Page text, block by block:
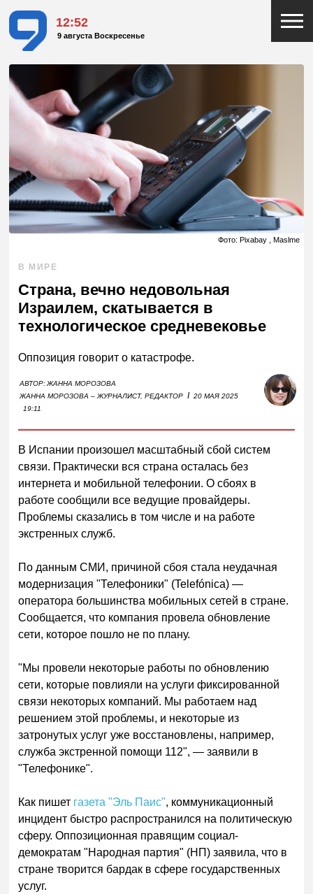
12:52
9 августа Воскресенье
Фото: Pixabay , Maslme
В МИРЕ
Страна, вечно недовольная
Израилем, скатывается в
технологическое средневековье
Оппозиция говорит о катастрофе.
АВТОР:ЖАННА МОРОЗОВА
ЖАННА МОРОЗОВА – ЖУРНАЛИСТ, РЕДАКТОР I 20 МАЯ 2025
19:11
В Испании произошел масштабный сбой систем
связи. Практически вся страна осталась без
интернета и мобильной телефонии. О сбоях в
работе сообщили все ведущие провайдеры.
Проблемы сказались в том числе и на работе
экстренных служб.
По данным СМИ, причиной сбоя стала неудачная
модернизация "Телефоники" (Telefónica) —
оператора большинства мобильных сетей в стране.
Сообщается, что компания провела обновление
сети, которое пошло не по плану.
"Мы провели некоторые работы по обновлению
сети, которые повлияли на услуги фиксированной
связи некоторых компаний. Мы работаем над
решением этой проблемы, и некоторые из
затронутых услуг уже восстановлены, например,
служба экстренной помощи 112", — заявили в
"Телефонике".
Как пишет газета "Эль Паис", коммуникационный
инцидент быстро распространился на политическую
сферу. Оппозиционная правящим социал-
демократам "Народная партия" (НП) заявила, что в
стране творится бардак в сфере государственных
услуг.